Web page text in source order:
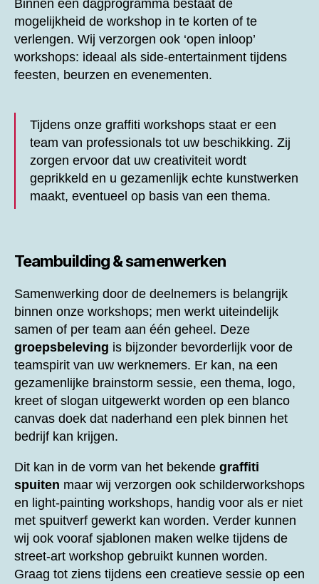
Binnen een dagprogramma bestaat de
mogelijkheid de workshop in te korten of te
verlengen. Wij verzorgen ook ‘open inloop’
workshops: ideaal als side-entertainment tijdens
feesten, beurzen en evenementen.
Tijdens onze graffiti workshops staat er een
team van professionals tot uw beschikking. Zij
zorgen ervoor dat uw creativiteit wordt
geprikkeld en u gezamenlijk echte kunstwerken
maakt, eventueel op basis van een thema.
Teambuilding & samenwerken
Samenwerking door de deelnemers is belangrijk
binnen onze workshops; men werkt uiteindelijk
samen of per team aan één geheel. Deze
groepsbeleving is bijzonder bevorderlijk voor de
teamspirit van uw werknemers. Er kan, na een
gezamenlijke brainstorm sessie, een thema, logo,
kreet of slogan uitgewerkt worden op een blanco
canvas doek dat naderhand een plek binnen het
bedrijf kan krijgen.
Dit kan in de vorm van het bekende graffiti
spuiten maar wij verzorgen ook schilderworkshops
en light-painting workshops, handig voor als er niet
met spuitverf gewerkt kan worden. Verder kunnen
wij ook vooraf sjablonen maken welke tijdens de
street-art workshop gebruikt kunnen worden.
Graag tot ziens tijdens een creatieve sessie op een